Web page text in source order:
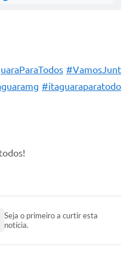
#VamosJunt
#itaguaraparatodo
Seja o primeiro a curtir esta
notícia.